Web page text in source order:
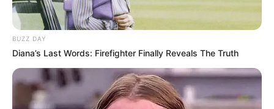
BUZZ DAY
Diana’s Last Words: Firefighter Finally Reveals The Truth